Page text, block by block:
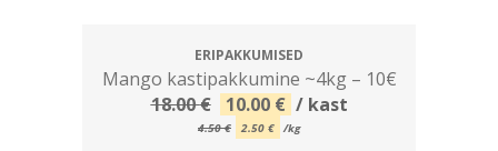
ERIPAKKUMISED
Mango kastipakkumine ~4kg – 10€
18.00€ Algne
hind
oli:
10.00 €Current
price
is:
/ kast
4.50€ 2.50 € /kg